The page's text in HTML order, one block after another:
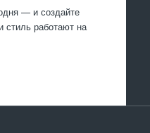
— и создайте
стиль работают на